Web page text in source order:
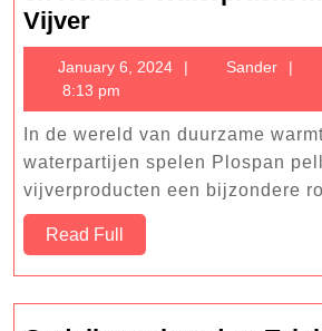
VijverDuurzame
Warmte
met
Plospan
Pellets
en
Heldere
Waterpracht
met
Ubbink
Vijver
January 6, 2024
January
2024
Sander
8:13 pm
In de wereld van duurzame
waterpartijen spelen Plospan
vijverproducten een bijzondere
Read Full
Full